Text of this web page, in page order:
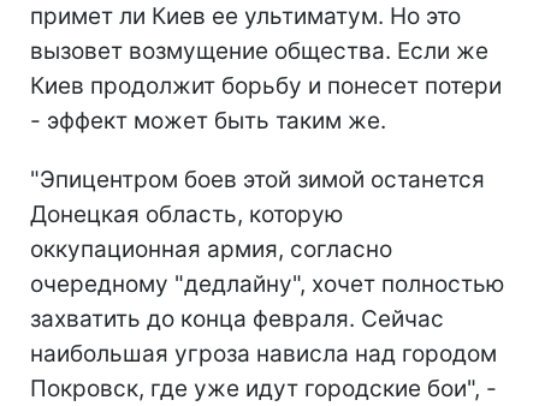
примет ли Киев ее ультиматум. Но это
вызовет возмущение общества. Если же
Киев продолжит борьбу и понесет потери
- эффект может быть таким же.
"Эпицентром боев этой зимой останется
Донецкая область, которую
оккупационная армия, согласно
очередному "дедлайну", хочет полностью
захватить до конца февраля. Сейчас
наибольшая угроза нависла над городом
Покровск, где уже идут городские бои", -